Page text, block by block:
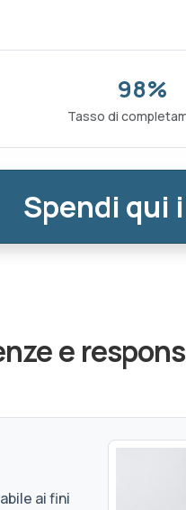
98%
Tasso di
Spendi qui
e
ai fini